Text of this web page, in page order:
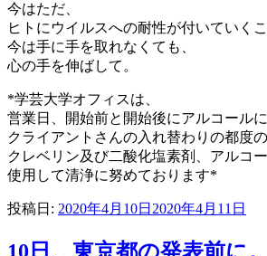
今はただ、
ヒトにウイルスへの耐性が付いていく
今は手に手を取れなくても、
心の手を伸ばして。
*学芸大学オフィスは、
営業日、開始前と開始後にアルコールに
クライアントさんの入れ替わりの都度の
クレベリン及び二酸化塩素剤、アルコ
使用して清浄に努めております*
投稿日: 2020年4月10日 2020年4月11日